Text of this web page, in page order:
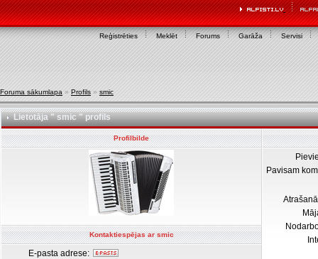
Reģistrēties Meklēt Forums Garāža Servisi
Foruma sākumlapa » Profils » smic
Lietotāja " smic " profils
Profilbilde
Pavisam
Kontaktiespējas ar smic
E-pasta adrese: